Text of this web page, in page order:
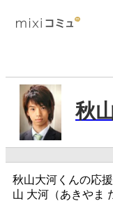
秋
秋山大河くんの応
山 大河（あきやま